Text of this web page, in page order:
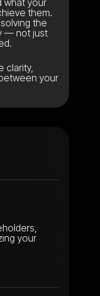
what your
them.
the
— not just
clarity,
your
your